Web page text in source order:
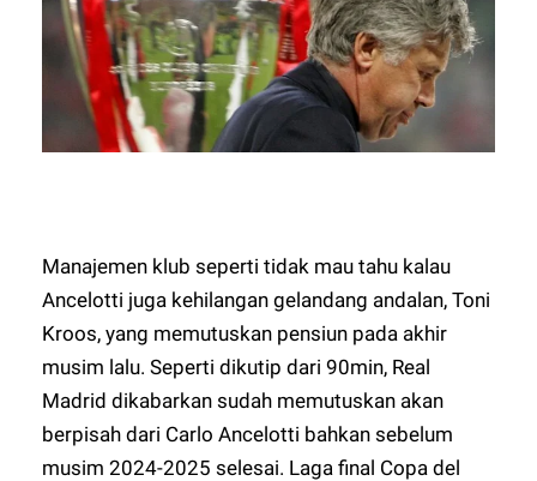
Manajemen klub seperti tidak mau tahu kalau
Ancelotti juga kehilangan gelandang andalan, Toni
Kroos, yang memutuskan pensiun pada akhir
musim lalu. Seperti dikutip dari 90min, Real
Madrid dikabarkan sudah memutuskan akan
berpisah dari Carlo Ancelotti bahkan sebelum
musim 2024-2025 selesai. Laga final Copa del